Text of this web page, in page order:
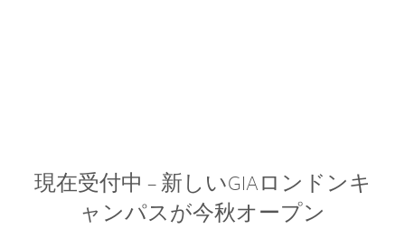
現在受付中 – 新しいGIAロンドンキ
ャンパスが今秋オープン